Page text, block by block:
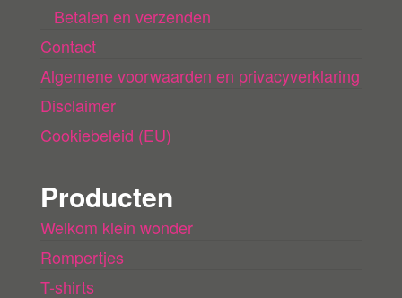
Betalen en verzenden
Contact
Algemene voorwaarden en privacyverklaring
Disclaimer
Cookiebeleid (EU)
Producten
Welkom klein wonder
Rompertjes
T-shirts